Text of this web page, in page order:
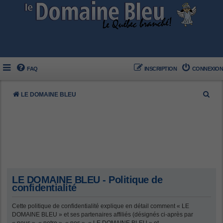
FAQ CONNEXION
INSCRIPTION
LE DOMAINE BLEU
LE DOMAINE BLEU - Politique de
confidentialité
Cette politique de confidentialité explique en détail comment « LE
DOMAINE BLEU » et ses partenaires affiliés (désignés ci-après par